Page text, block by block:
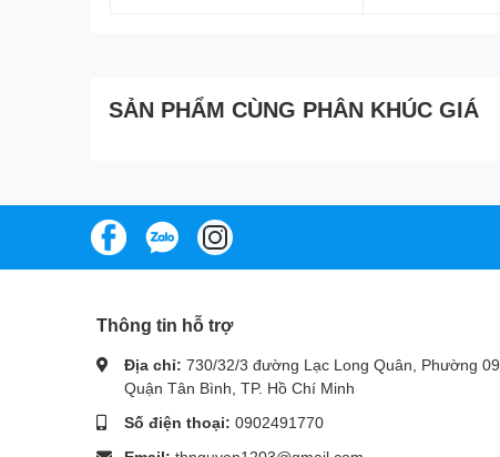
SẢN PHẨM CÙNG PHÂN KHÚC GIÁ
Thông tin hỗ trợ
Địa chỉ: 730/32/3 đường Lạc Long Quân, Phường 09,
Quận Tân Bình, TP. Hồ Chí Minh
Số điện thoại: 0902491770